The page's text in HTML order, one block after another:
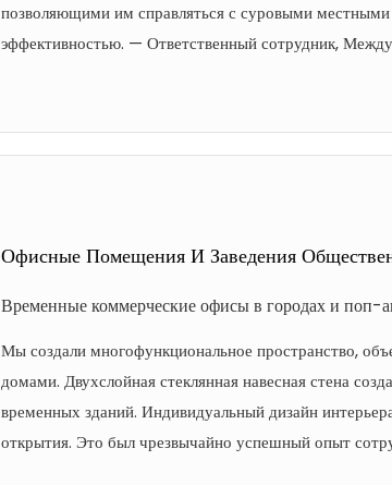
позволяющими им справляться с суровыми
эффективностью. — Ответственный сотрудник,
Офисные Помещения И Заведения
Временные коммерческие офисы в городах и поп-
Мы создали многофункциональное пространство,
домами. Двухслойная стеклянная навесная стена
временных зданий. Индивидуальный дизайн
открытия. Это был чрезвычайно успешный опыт